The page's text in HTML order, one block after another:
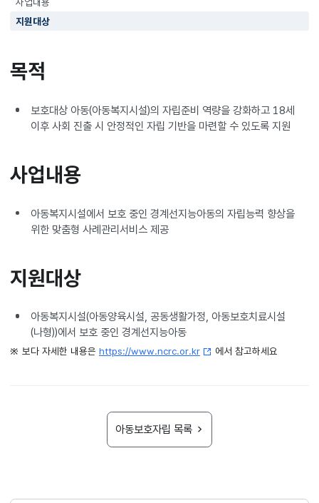
지원대상
목적
보호대상 아동(아동복지시설)의 자립준비 역량을 강화하고 18세
이후 사회 진출 시 안정적인 자립 기반을 마련할 수 있도록 지원
사업내용
아동복지시설에서 보호 중인 경계선지능아동의 자립능력 향상을
위한 맞춤형 사례관리서비스 제공
지원대상
아동복지시설(아동양육시설, 공동생활가정, 아동보호치료시설
(나형))에서 보호 중인 경계선지능아동
보다 자세한 내용은 https://www.ncrc.or.kr 에서 참고하세요
아동보호자립 목록